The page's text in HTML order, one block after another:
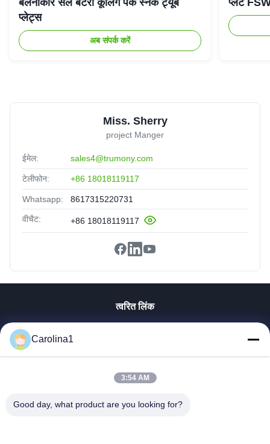
प्लेट्स
अब संपर्क करें
Miss. Sherry
project Manger
ईमेल: sales4@trumony.com
टेलीफोन: +86 18018119117
Whatsapp: 8617315220731
वीचैट: +86 18018119117
त्वरित लिंक
घर
वीडियो
हमारे बारे में
गुणवत्ता नियंत्रण
Carolina1
3:54 AM
Good day, what product are you looking for?